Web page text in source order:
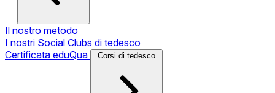
Il nostro metodo
I nostri Social Clubs di tedesco
Certificata eduQua
Corsi di tedesco